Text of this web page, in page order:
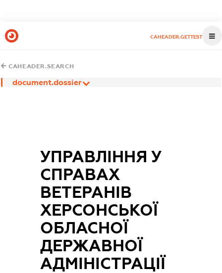
CAHEADER.GETTEST
CAHEADER.SEARCH
document.dossier
УПРАВЛІННЯ У
СПРАВАХ
ВЕТЕРАНІВ
ХЕРСОНСЬКОЇ
ОБЛАСНОЇ
ДЕРЖАВНОЇ
АДМІНІСТРАЦІЇ